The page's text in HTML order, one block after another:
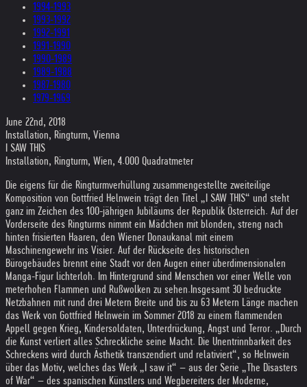
1994-1993
1993-1992
1992-1991
1991-1990
1990-1989
1989-1988
1987-1980
1979-1969
June 22nd, 2018
Installation, Ringturm, Vienna
I SAW THIS
Installation, Ringturm, Wien, 4.000 Quadratmeter
Die eigens für die Ringturmverhüllung zusammengestellte zweiteilige
Komposition von Gottfried Helnwein trägt den Titel „I SAW THIS“ und steht
ganz im Zeichen des 100-jährigen Jubiläums der Republik Österreich. Auf der
Vorderseite des Ringturms nimmt ein Mädchen mit blonden, streng nach
hinten frisierten Haaren, den Wiener Donaukanal mit einem
Maschinengewehr ins Visier. Auf der Rückseite des historischen
Bürogebäudes brennt eine Stadt vor den Augen einer überdimensionalen
Manga-Figur lichterloh. Im Hintergrund sind Menschen vor einer Welle von
meterhohen Flammen und Rußwolken zu sehen. Insgesamt 30 bedruckte
Netzbahnen mit rund drei Metern Breite und bis zu 63 Metern Länge machen
das Werk von Gottfried Helnwein im Sommer 2018 zu einem flammenden
Appell gegen Krieg, Kindersoldaten, Unterdrückung, Angst und Terror. „Durch
die Kunst verliert alles Schreckliche seine Macht. Die Unentrinnbarkeit des
Schreckens wird durch Ästhetik transzendiert und relativiert“, so Helnwein
über das Motiv, welches das Werk „I saw it“ – aus der Serie „The Disasters
of War“ – des spanischen Künstlers und Wegbereiters der Moderne,